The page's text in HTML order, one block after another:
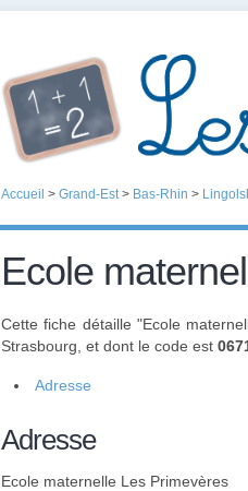
Accueil > Grand-Est> Bas-Rhin >
Ecole
Cette fiche détaille "Ecole
Strasbourg, et dont le code est
Adresse
Adresse
Ecole maternelle Les Primevères